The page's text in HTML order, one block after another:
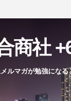
商社
ルマガが勉強にな